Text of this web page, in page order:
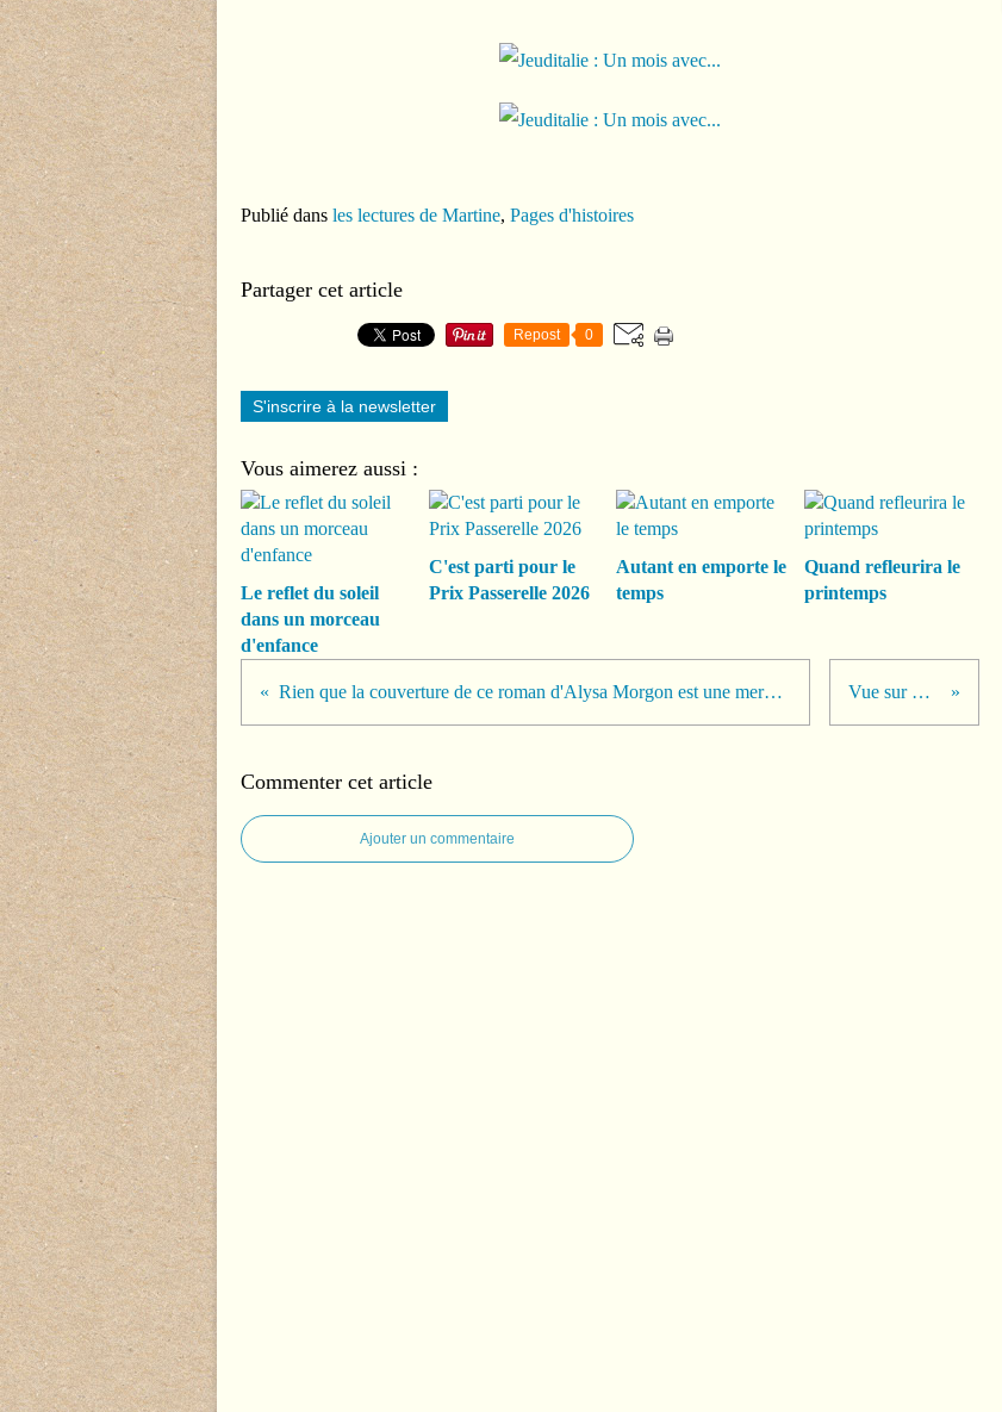
Publié dans les lectures de Martine, Pages d'histoires
Partager cet article
Repost 0
S'inscrire à la newsletter
Vous aimerez aussi :
Le reflet du soleil
dans un morceau
d'enfance
C'est parti pour le
Prix Passerelle 2026
Autant en emporte le
temps
Quand refleurira le
printemps
Rien que la couverture de ce roman d'Alysa Morgon est une merveilleuse invitation à la lecture !!! #editionsluciensouny Vue sur MON lac... 😊
Commenter cet article
Ajouter un commentaire